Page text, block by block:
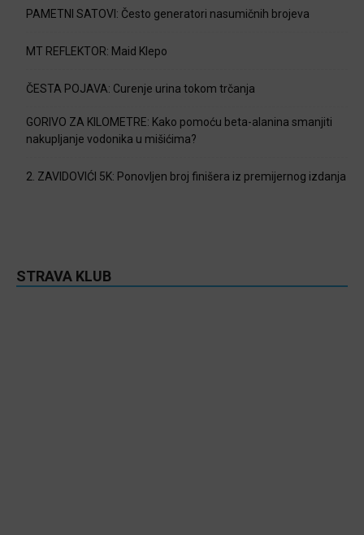
PAMETNI SATOVI: Često generatori nasumičnih brojeva
MT REFLEKTOR: Maid Klepo
ČESTA POJAVA: Curenje urina tokom trčanja
GORIVO ZA KILOMETRE: Kako pomoću beta-alanina smanjiti
nakupljanje vodonika u mišićima?
2. ZAVIDOVIĆI 5K: Ponovljen broj finišera iz premijernog izdanja
STRAVA KLUB